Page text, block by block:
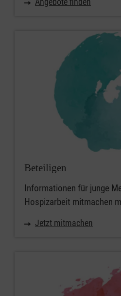
Beteiligen
Informationen für junge
Hospizarbeit mitmachen
Jetzt mitmachen